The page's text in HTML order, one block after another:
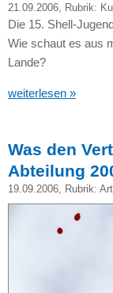
21.09.2006, Rubrik:
Die 15. Shell-
Wie schaut es aus
Lande?
weiterlesen »
Was den
Abteilung
19.09.2006, Rubrik: